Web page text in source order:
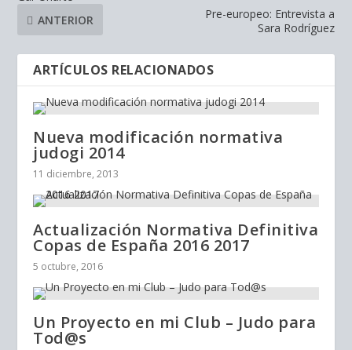
ANTERIOR
Pre-europeo: Entrevista a
Sara Rodríguez
ARTÍCULOS RELACIONADOS
Nueva modificación normativa
judogi 2014
11 diciembre, 2013
Actualización Normativa Definitiva
Copas de España 2016 2017
5 octubre, 2016
Un Proyecto en mi Club – Judo para
Tod@s